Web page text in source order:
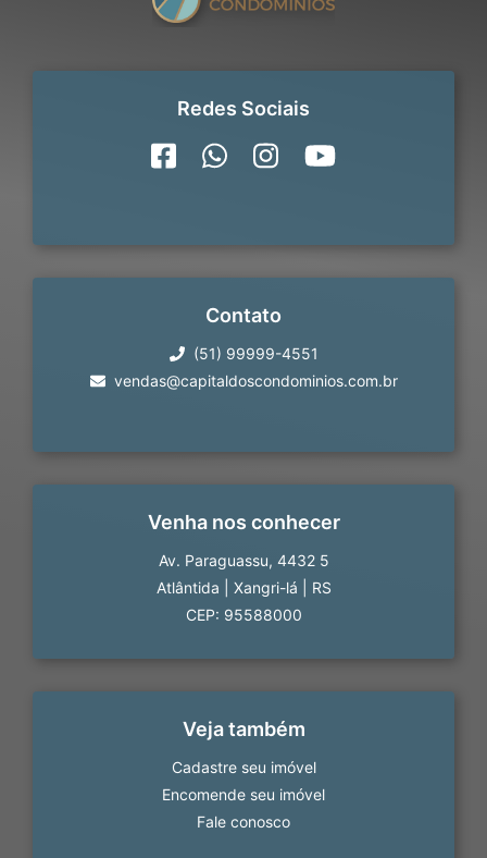
Redes Sociais
Contato
(51) 99999-4551
vendas@capitaldoscondominios.com.br
Venha nos conhecer
Av. Paraguassu, 4432 5
Atlântida
Xangri-lá
RS
CEP: 95588000
Veja também
Cadastre seu imóvel
Encomende seu imóvel
Fale conosco